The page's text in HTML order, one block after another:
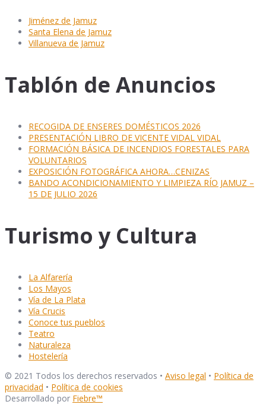
Jiménez de Jamuz
Santa Elena de Jamuz
Villanueva de Jamuz
Tablón de Anuncios
RECOGIDA DE ENSERES DOMÉSTICOS 2026
PRESENTACIÓN LIBRO DE VICENTE VIDAL VIDAL
FORMACIÓN BÁSICA DE INCENDIOS FORESTALES PARA
VOLUNTARIOS
EXPOSICIÓN FOTOGRÁFICA AHORA…CENIZAS
BANDO ACONDICIONAMIENTO Y LIMPIEZA RÍO JAMUZ –
15 DE JULIO 2026
Turismo y Cultura
La Alfarería
Los Mayos
Vía de La Plata
Vía Crucis
Conoce tus pueblos
Teatro
Naturaleza
Hostelería
© 2021 Todos los derechos reservados • Aviso legal • Política de
privacidad • Política de cookies
Desarrollado por Fiebre™